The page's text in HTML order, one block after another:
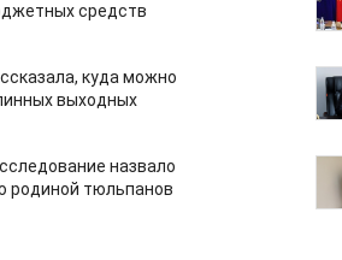
средств
куда можно
выходных
назвало
родиной тюльпанов